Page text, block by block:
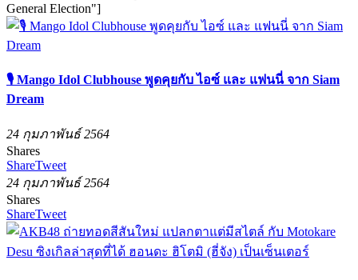
General Election"]
🎙️ Mango Idol Clubhouse พูดคุยกับ ไอซ์ และ แฟนนี่ จาก Siam
Dream
24 กุมภาพันธ์ 2564
Shares
ShareTweet
24 กุมภาพันธ์ 2564
Shares
ShareTweet